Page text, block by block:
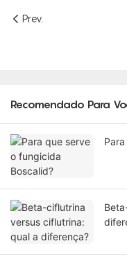
Prev.
Recomendado Para